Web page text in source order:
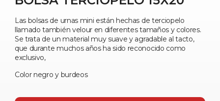
Las bolsas de urnas mini están hechas de terciopelo
llamado también velour en diferentes tamaños y colores.
Se trata de un material muy suave y agradable al tacto,
que durante muchos años ha sido reconocido como
exclusivo,
Color negro y burdeos